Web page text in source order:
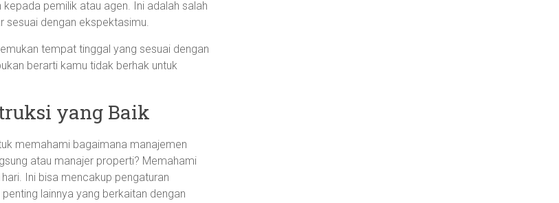
pemilik atau agen. Ini adalah salah
sesuai dengan ekspektasimu.
tempat tinggal yang sesuai dengan
berarti kamu tidak berhak untuk
yang Baik
memahami bagaimana manajemen
atau manajer properti? Memahami
Ini bisa mencakup pengaturan
lainnya yang berkaitan dengan